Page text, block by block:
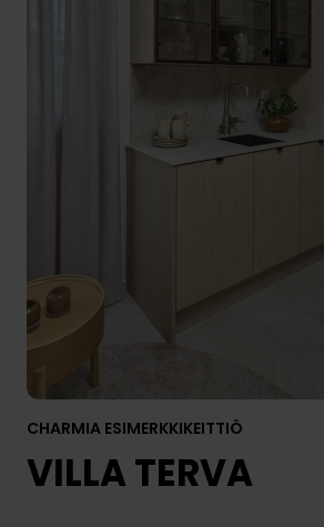
CHARMIA ESIMERKKIKEITTIÖ
VILLA TERVA